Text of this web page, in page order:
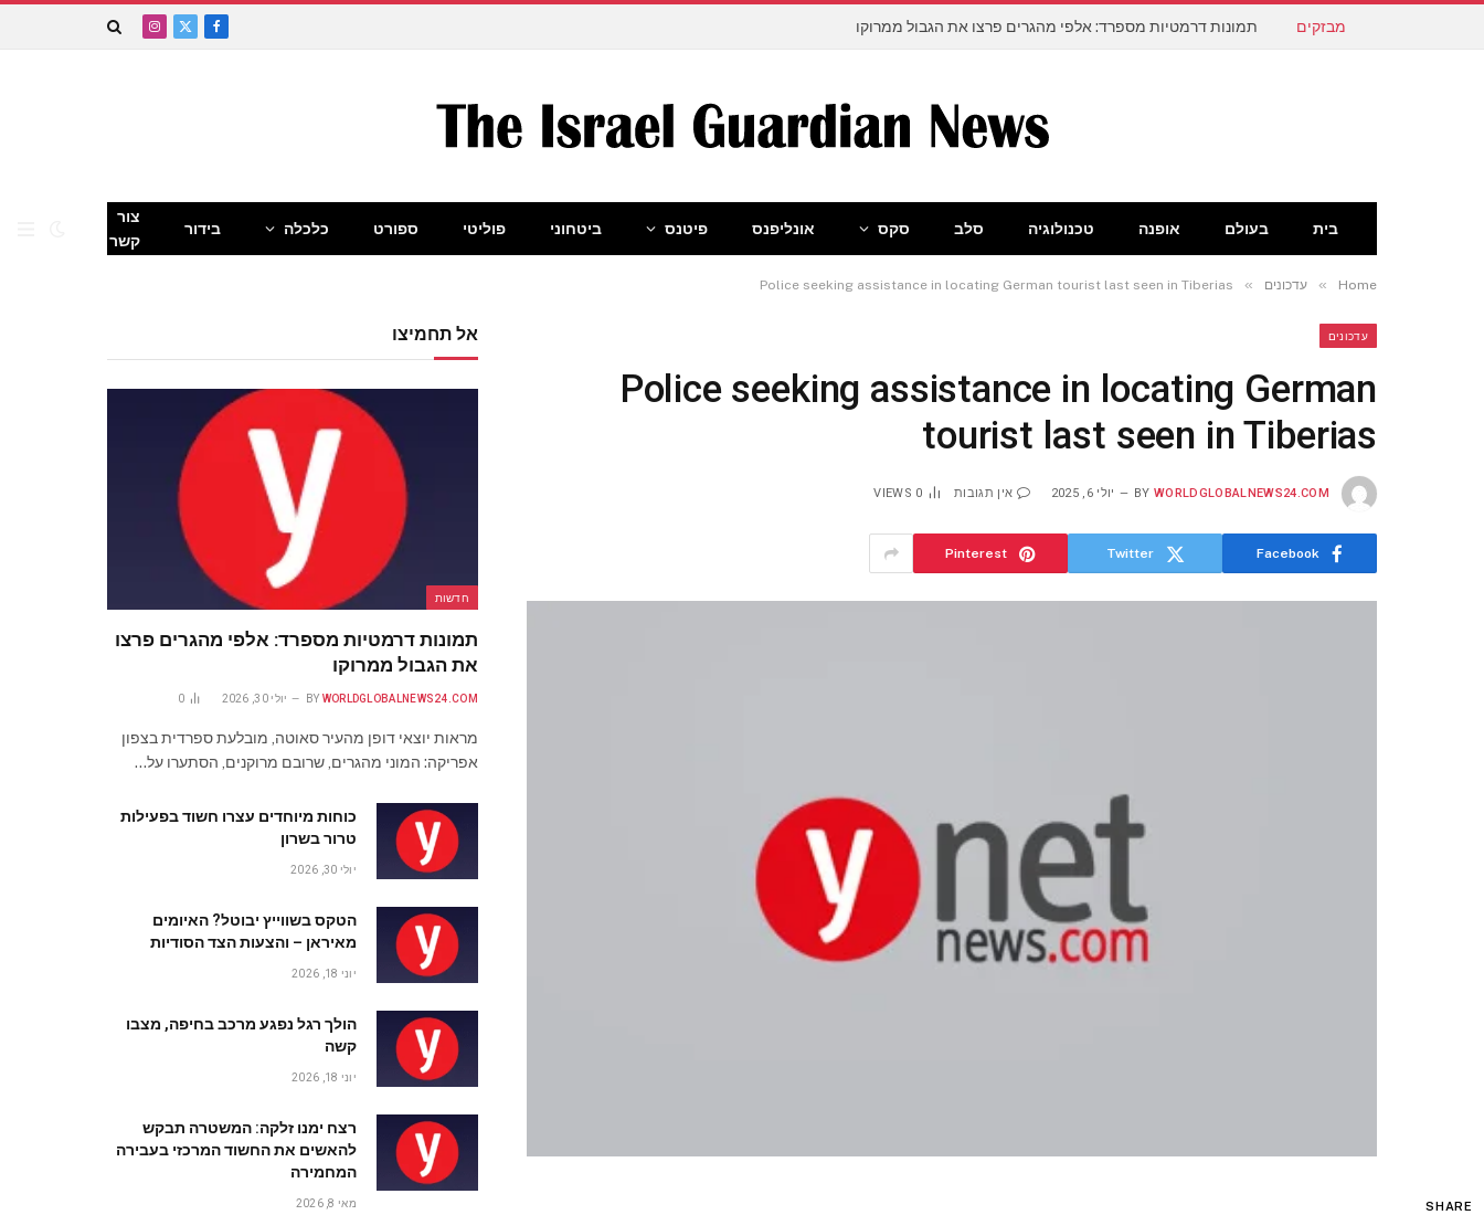
מבזקים תמונות דרמטיות מספרד: אלפי מהגרים פרצו את הגבול ממרוקו
Facebook
X
Instagram
בית בעולם אופנה טכנולוגיה סלב סקס אונליפנס פיטנס ביטחוני פוליטי ספורט כלכלה בידור
צור
קשר
Home
» עדכונים »
Police seeking assistance in locating German tourist last seen in Tiberias
עדכונים
Police seeking assistance in locating German
tourist last seen in Tiberias
BY WORLDGLOBALNEWS24.COM יולי 6, 2025 אין תגובות 0
VIEWS
Facebook
Twitter
Pinterest
SHARE
אל תחמיצו
חדשות
תמונות דרמטיות מספרד: אלפי מהגרים פרצו
את הגבול ממרוקו
BY WORLDGLOBALNEWS24.COM יולי 30, 2026 0
מראות יוצאי דופן מהעיר סאוטה, מובלעת ספרדית בצפון
אפריקה: המוני מהגרים, שרובם מרוקנים, הסתערו על…
כוחות מיוחדים עצרו חשוד בפעילות
טרור בשרון
יולי 30, 2026
הטקס בשווייץ יבוטל? האיומים
מאיראן – והצעות הצד הסודיות
יוני 18, 2026
הולך רגל נפגע מרכב בחיפה, מצבו
קשה
יוני 18, 2026
רצח ימנו זלקה: המשטרה תבקש
להאשים את החשוד המרכזי בעבירה
המחמירה
מאי 8, 2026